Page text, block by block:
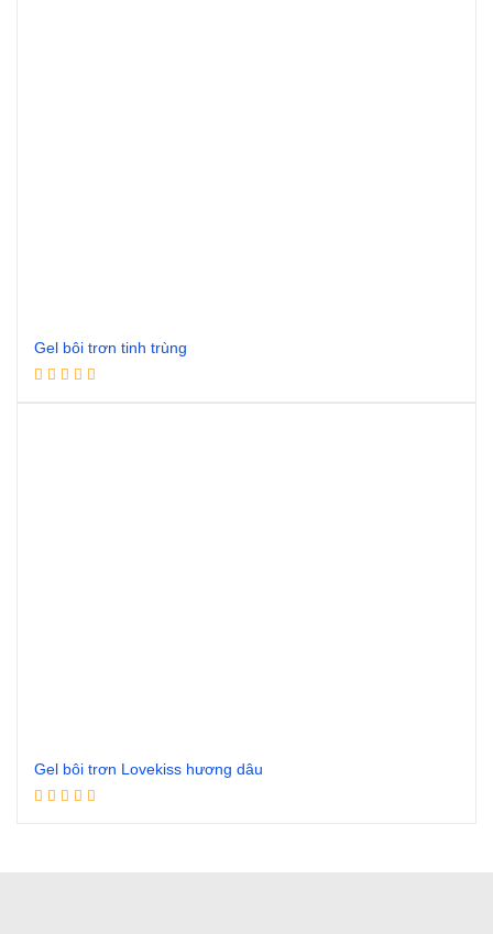
Gel bôi trơn tinh trùng
Gel bôi trơn Lovekiss hương dâu